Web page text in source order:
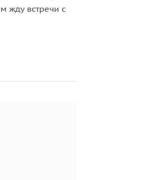
жду встречи с